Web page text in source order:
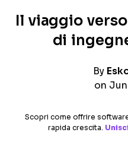
Il viaggio
di
By
on
Scopri come offrire
rapida crescita.